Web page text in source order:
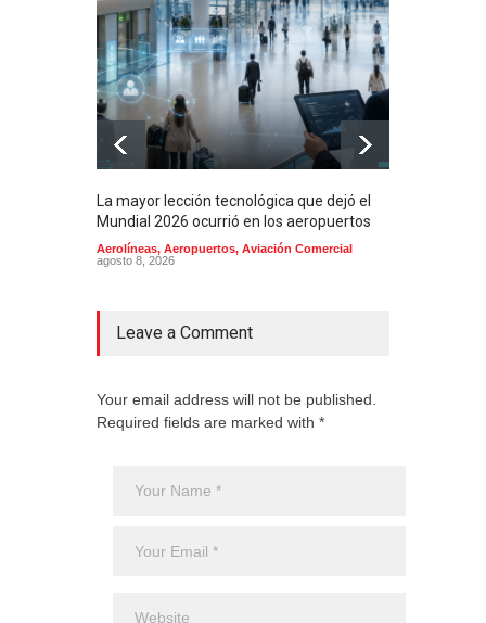
La mayor lección tecnológica que dejó el
Mundial 2026 ocurrió en los aeropuertos
Aerolíneas, Aeropuertos, Aviación Comercial
agosto 8, 2026
Leave a Comment
Your email address will not be published.
Required fields are marked with *